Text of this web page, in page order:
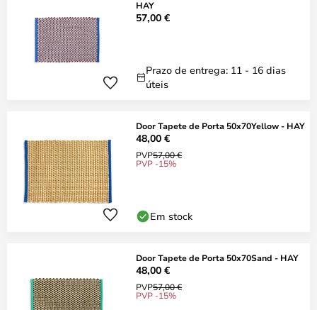
HAY
57,00 €
Prazo de entrega: 11 - 16 dias
úteis
Door Tapete de Porta 50x70Yellow - HAY
48,00 €
PVP57,00 €
PVP -15%
Em stock
Door Tapete de Porta 50x70Sand - HAY
48,00 €
PVP57,00 €
PVP -15%